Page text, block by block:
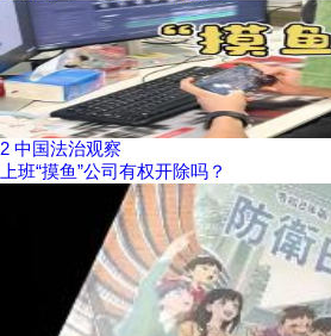
2 中国法治观察
上班“摸鱼”公司有权开除吗？